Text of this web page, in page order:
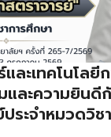
ละเทคโนโลยี
ละความยินดี
ระจำหมวดวิช